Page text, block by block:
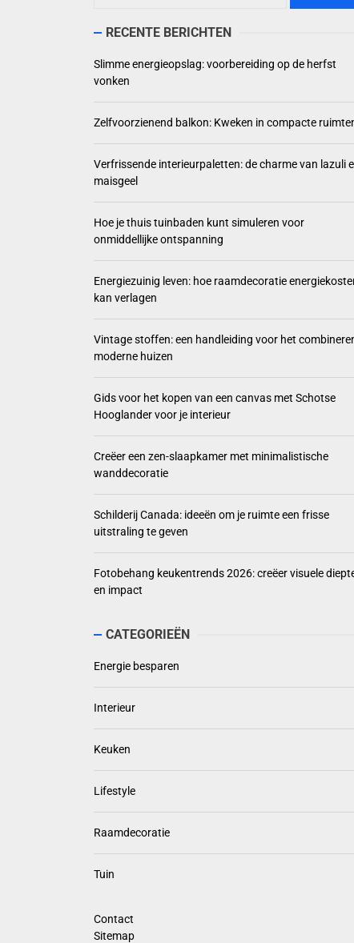
Verfrissende
Hoe je thuis
Energiezuinig
RECENTE BERICHTEN
Slimme energieopslag: voorbereiding op de herfst
vonken
Zelfvoorzienend balkon: Kweken in compacte
Verfrissende interieurpaletten: de charme van lazuli
maisgeel
Hoe je thuis tuinbaden kunt simuleren voor
onmiddellijke ontspanning
Energiezuinig leven: hoe raamdecoratie
kan verlagen
Vintage stoffen: een handleiding voor het
moderne huizen
Gids voor het kopen van een canvas met Schotse
Hooglander voor je interieur
Creëer een zen-slaapkamer met minimalistische
wanddecoratie
Schilderij Canada: ideeën om je ruimte een frisse
uitstraling te geven
Fotobehang keukentrends 2026: creëer visuele
en impact
CATEGORIEËN
Energie besparen
Interieur
Keuken
Lifestyle
Raamdecoratie
Tuin
Contact
Sitemap